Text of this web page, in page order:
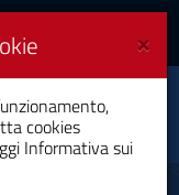
×
cookies
Informativa sui